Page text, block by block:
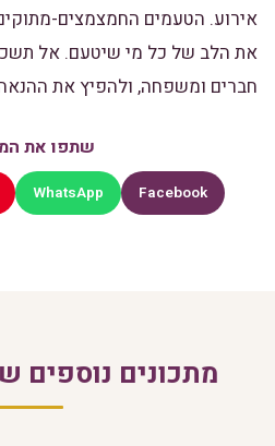
אירוע. הטעמים החמצמצים-
את הלב של כל מי שיטעם. אל
חברים ומשפחה, ולהפיץ את
שתפו את
Facebook
WhatsApp
מתכונים נוספים